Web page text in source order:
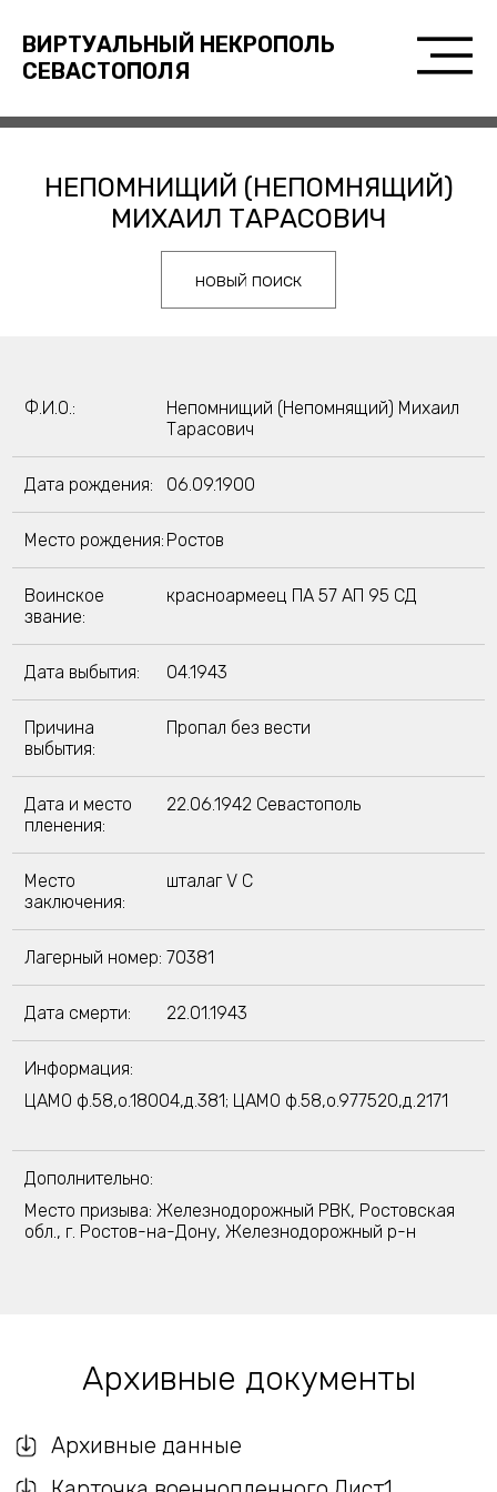
ВИРТУАЛЬНЫЙ НЕКРОПОЛЬ
СЕВАСТОПОЛЯ
НЕПОМНИЩИЙ (НЕПОМНЯЩИЙ)
МИХАИЛ ТАРАСОВИЧ
новый поиск
Ф.И.О.:
Непомнищий (Непомнящий) Михаил
Тарасович
Дата рождения: 06.09.1900
Место рождения: Ростов
Воинское
звание:
красноармеец ПА 57 АП 95 СД
Дата выбытия: 04.1943
Причина
выбытия:
Пропал без вести
Дата и место
пленения:
22.06.1942 Севастополь
Место
заключения:
шталаг V C
Лагерный номер: 70381
Дата смерти: 22.01.1943
Информация:
ЦАМО ф.58,о.18004,д.381; ЦАМО ф.58,о.977520,д.2171
Дополнительно:
Место призыва: Железнодорожный РВК, Ростовская
обл., г. Ростов-на-Дону, Железнодорожный р-н
Архивные документы
Архивные данные